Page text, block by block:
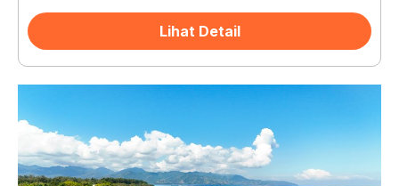
Lihat Detail